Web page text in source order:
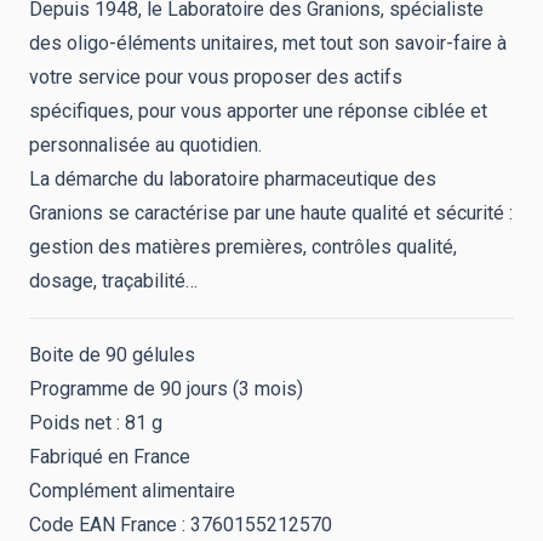
Depuis 1948, le Laboratoire des Granions, spécialiste
des oligo-éléments unitaires, met tout son savoir-faire à
votre service pour vous proposer des actifs
spécifiques, pour vous apporter une réponse ciblée et
personnalisée au quotidien.
La démarche du laboratoire pharmaceutique des
Granions se caractérise par une haute qualité et sécurité :
gestion des matières premières, contrôles qualité,
dosage, traçabilité…
Boite de 90 gélules
Programme de 90 jours (3 mois)
Poids net : 81 g
Fabriqué en France
Complément alimentaire
Code EAN France : 3760155212570